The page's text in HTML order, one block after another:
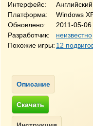
Интерфейс:
Английский
Платформа:
Windows
Обновлено:
2011-05-06
Разработчик:
неизвестно
Похожие игры: 12